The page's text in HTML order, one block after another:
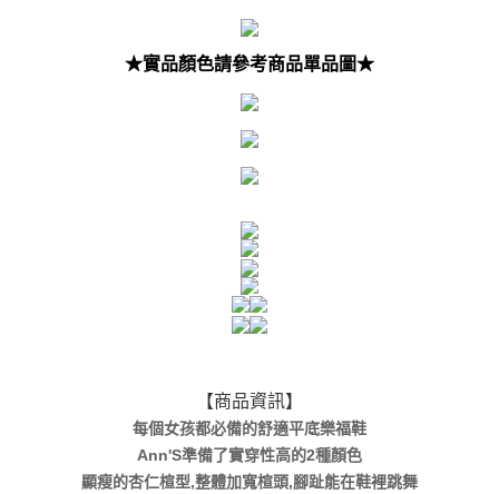
★實品顏色請參考商品單品圖★
【商品資訊】
每個女孩都必備的舒適平底樂福鞋
Ann'S準備了實穿性高的2種顏色
顯瘦的杏仁楦型,整體加寬楦頭,腳趾能在鞋裡跳舞